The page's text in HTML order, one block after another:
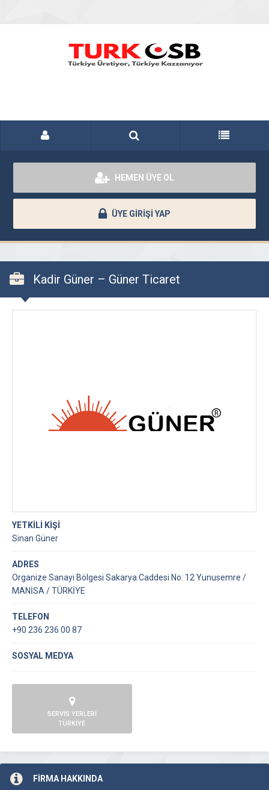
HEMEN ÜYE OL
ÜYE GİRİŞİ YAP
Kadir Güner – Güner Ticaret
YETKİLİ KİŞİ
Sinan Güner
ADRES
Organize Sanayi Bölgesi Sakarya Caddesi No: 12 Yunusemre /
MANİSA / TÜRKİYE
TELEFON
+90 236 236 00 87
SOSYAL MEDYA
SERVİS YERLERİ
TÜRKİYE
FİRMA HAKKINDA